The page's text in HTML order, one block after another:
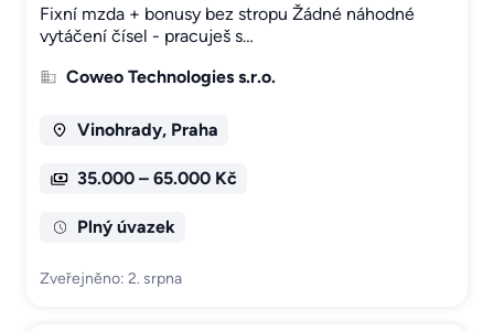
Fixní mzda + bonusy bez stropu Žádné náhodné
vytáčení čísel - pracuješ s…
Coweo Technologies s.r.o.
Vinohrady, Praha
35.000 – 65.000 Kč
Plný úvazek
Zveřejněno: 2. srpna